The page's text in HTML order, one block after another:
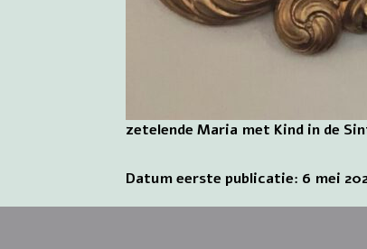
zetelende Maria met Kind in de
Datum eerste publicatie: 6 mei